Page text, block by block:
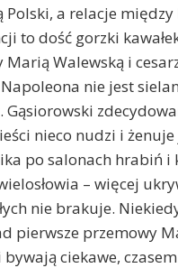
Polski, a relacje
to dość gorzki
Marią Walewską i
nie jest
Gąsiorowski
nieco nudzi i
po salonach hrabiń i
– więcej
nie brakuje.
pierwsze przemowy
bywają ciekawe,